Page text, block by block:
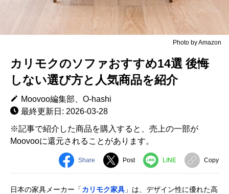
Photo by Amazon
カリモクのソファおすすめ14選 後悔
しない選び方と人気商品を紹介
Moovoo編集部、O-hashi
最終更新日: 2026-03-28
※記事で紹介した商品を購入すると、売上の一部が
Moovooに還元されることがあります。
Share Post LINE Copy
日本の家具メーカー「カリモク家具 」は、デザイン性に優れた高